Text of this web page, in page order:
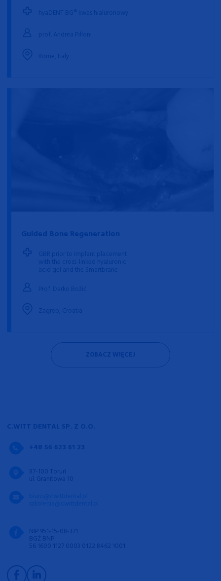
hyaDENT BG® kwas hialuronowy
prof. Andrea Pilloni
Rome, Italy
Guided Bone Regeneration
GBR prior to implant placement
with the cross-linked hyaluronic
acid gel and the Smartbrane
Prof. Darko Božić
Zagreb, Croatia
ZOBACZ WIĘCEJ
C.WITT DENTAL SP. Z O.O.
+48 56 623 61 23
87-100 Toruń
ul. Granitowa 10
NIP 951-15-08-371
BGŻ BNP:
56 1600 1127 0003 0122 8462 1001